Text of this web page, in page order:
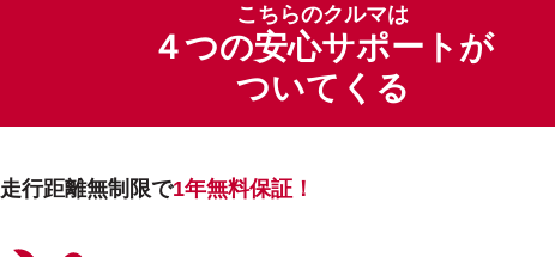
こちらのクルマは
４つの安心サポートが
ついてくる
走行距離無制限で1年無料保証！